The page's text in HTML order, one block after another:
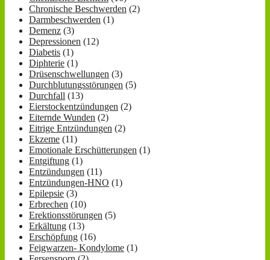
Chronische Beschwerden (2)
Darmbeschwerden (1)
Demenz (3)
Depressionen (12)
Diabetis (1)
Diphterie (1)
Drüsenschwellungen (3)
Durchblutungsstörungen (5)
Durchfall (13)
Eierstockentzündungen (2)
Eiternde Wunden (2)
Eitrige Entzündungen (2)
Ekzeme (11)
Emotionale Erschütterungen (1)
Entgiftung (1)
Entzündungen (11)
Entzündungen-HNO (1)
Epilepsie (3)
Erbrechen (10)
Erektionsstörungen (5)
Erkältung (13)
Erschöpfung (16)
Feigwarzen- Kondylome (1)